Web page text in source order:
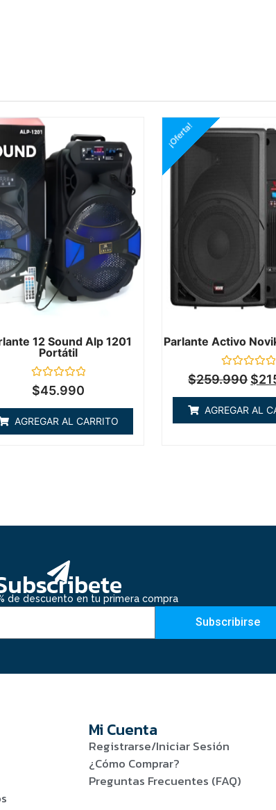
12 Sound Alp 1201
Portátil
Valorado
en
5
$45.990
AGREGAR AL CARRITO
Parlante Activo
Valorado
en
5
¡Oferta!
$259.990 $
AGREGAR AL
de descuento en tu primera compra
Subscribirse
Mi Cuenta
Registrarse/Iniciar Sesión
¿Cómo Comprar?
Preguntas Frecuentes (FAQ)